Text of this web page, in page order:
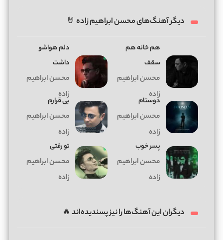
دیگر آهنگ‌های محسن ابراهیم زاده 🤘
هم خانه هم
سقف
محسن ابراهیم
زاده
دلم هواشو
داشت
محسن ابراهیم
زاده
دوستام
محسن ابراهیم
زاده
بی قرارم
محسن ابراهیم
زاده
پسر خوب
محسن ابراهیم
زاده
تو رفتی
محسن ابراهیم
زاده
دیگران این آهنگ‌ها را نیز پسندیده‌اند 🔥